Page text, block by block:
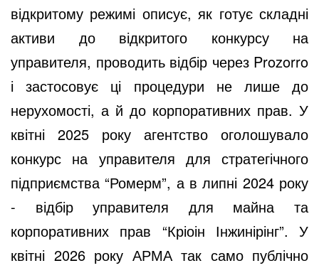
відкритому режимі описує, як готує складні
активи до відкритого конкурсу на
управителя, проводить відбір через Prozorro
і застосовує ці процедури не лише до
нерухомості, а й до корпоративних прав. У
квітні 2025 року агентство оголошувало
конкурс на управителя для стратегічного
підприємства “Ромерм”, а в липні 2024 року
- відбір управителя для майна та
корпоративних прав “Кріоін Інжинірінг”. У
квітні 2026 року АРМА так само публічно